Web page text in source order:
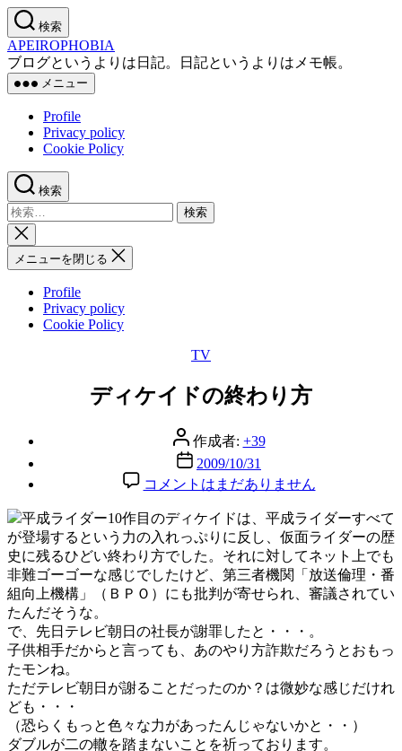
コ
ン
テ
ン
ツ
プ
検索
APEIROPHOBIA
ブログというよりは日記。日記というよりはメモ帳。
メニュー
Profile
Privacy policy
Cookie Policy
検索
検
索
対
象:
検
索
を
メニューを閉じる
Profile
Privacy policy
Cookie Policy
カ
ゴ
TV
ディケイドの終わり方
投
稿
者
作成者: +39
投
稿
2009/10/31
デ
ケ
イ
ド
の
終
り
方
の
コメントはまだありません
平成ライダー10作目のディケイドは、平成ライダーすべて
が登場するという力の入れっぷりに反し、仮面ライダーの歴
史に残るひどい終わり方でした。それに対してネット上でも
非難ゴーゴーな感じでしたけど、第三者機関「放送倫理・番
組向上機構」（ＢＰＯ）にも批判が寄せられ、審議されてい
たんだそうな。
で、先日テレビ朝日の社長が謝罪したと・・・。
子供相手だからと言っても、あのやり方詐欺だろうとおもっ
たモンね。
ただテレビ朝日が謝ることだったのか？は微妙な感じだけれ
ども・・・
（恐らくもっと色々な力があったんじゃないかと・・）
ダブルが二の轍を踏まないことを祈っております。